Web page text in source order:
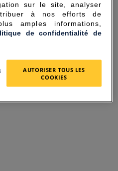
FOR THE
OCCURRED.
sur le site, analyser
à nos efforts de
amples informations,
de confidentialité de
AUTORISER TOUS LES
COOKIES